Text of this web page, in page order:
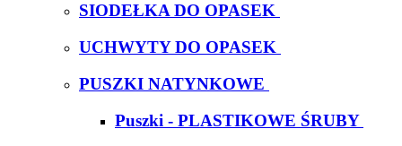
SIODEŁKA DO OPASEK
UCHWYTY DO OPASEK
PUSZKI NATYNKOWE
Puszki - PLASTIKOWE ŚRUBY